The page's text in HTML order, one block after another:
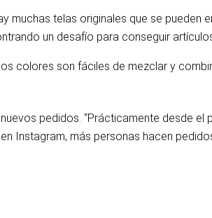
muchas telas originales que se pueden
un desafío para conseguir
colores son fáciles de mezclar y
pedidos. “Prácticamente desde el
Instagram, más personas hacen